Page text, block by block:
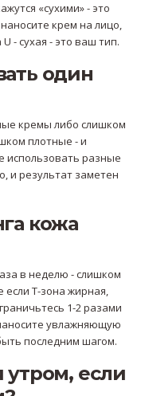
«сухими» - это
крем на лицо,
- сухая - это ваш тип.
один
кремы либо слишком
плотные - и
разные
и результат заметен
кожа
в неделю - слишком
Т-зона жирная,
1-2 разами
увлажняющую
последним шагом.
если